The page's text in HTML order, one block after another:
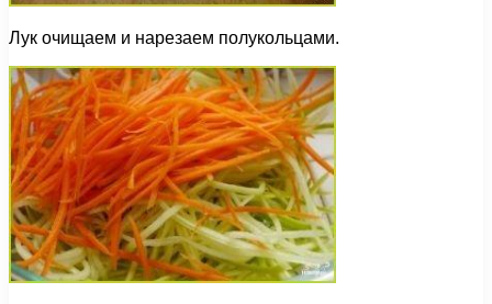
Лук очищаем и нарезаем полукольцами.